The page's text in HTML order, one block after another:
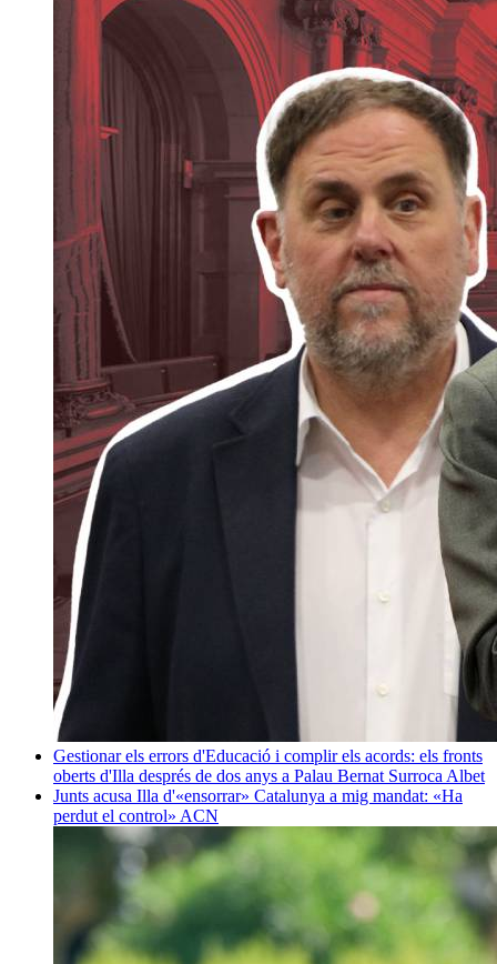
Gestionar els errors d'Educació i complir els acords: els fronts
oberts d'Illa després de dos anys a Palau Bernat Surroca Albet
Junts acusa Illa d'«ensorrar» Catalunya a mig mandat: «Ha
perdut el control» ACN